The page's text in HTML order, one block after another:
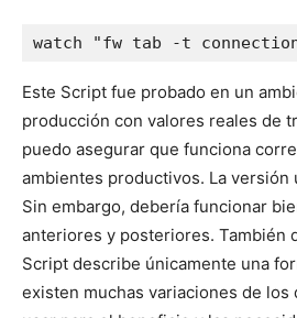
watch "fw tab -t
Este Script fue probado en un
producción con valores reales de
puedo asegurar que funciona
ambientes productivos. La versión
Sin embargo, debería funcionar
anteriores y posteriores. También
Script describe únicamente una
existen muchas variaciones de los